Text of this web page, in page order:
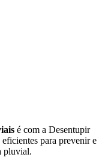
é com a Desentupir
para prevenir e
pluvial.